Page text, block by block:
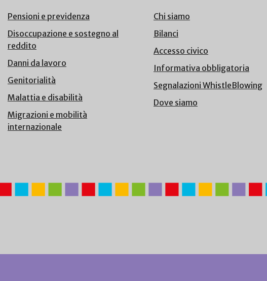
Pensioni e previdenza
Disoccupazione e sostegno al
reddito
Danni da lavoro
Genitorialità
Malattia e disabilità
Migrazioni e mobilità
internazionale
Chi siamo
Bilanci
Accesso civico
Informativa obbligatoria
Segnalazioni WhistleBlowing
Dove siamo